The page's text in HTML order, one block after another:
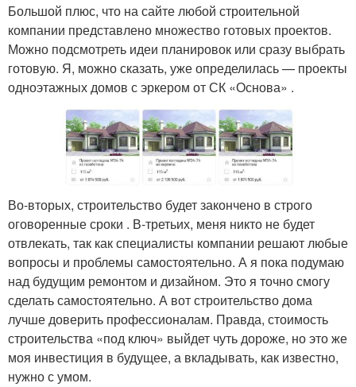
Большой плюс, что на сайте любой строительной
компании представлено множество готовых проектов.
Можно подсмотреть идеи планировок или сразу выбрать
готовую. Я, можно сказать, уже определилась — проекты
одноэтажных домов с эркером от СК «Основа» .
Во-вторых, строительство будет закончено в строго
оговоренные сроки . В-третьих, меня никто не будет
отвлекать, так как специалисты компании решают любые
вопросы и проблемы самостоятельно. А я пока подумаю
над будущим ремонтом и дизайном. Это я точно смогу
сделать самостоятельно. А вот строительство дома
лучше доверить профессионалам. Правда, стоимость
строительства «под ключ» выйдет чуть дороже, но это же
моя инвестиция в будущее, а вкладывать, как известно,
нужно с умом.